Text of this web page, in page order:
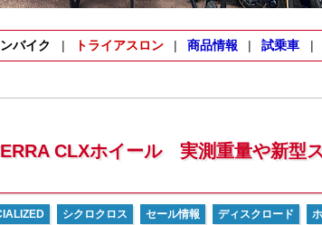
バイク トライアスロン 商品情報 試乗車
CLXホイール 実測重量や新型
シクロクロス セール情報 ディスクロード